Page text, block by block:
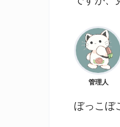
管理人
ぼっこぼ